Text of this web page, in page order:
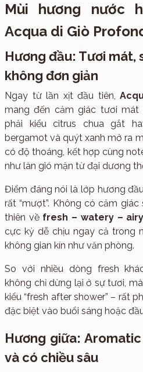
Mùi hương nước
Acqua di Giò
Hương đầu: Tươi mát,
không đơn giản
Ngay từ lần xịt đầu tiên,
mang đến cảm giác tươi mát
phải kiểu citrus chua gắt
bergamot và quýt xanh mở ra
có độ thoáng, kết hợp cùng
như làn gió mặn từ đại dương
Điểm đáng nói là lớp hương
rất “mượt”. Không có cảm
thiên về fresh – watery –
cực kỳ dễ chịu ngay cả trong
không gian kín như văn phòng.
So với nhiều dòng fresh
không chỉ dừng lại ở sự tươi,
kiểu “fresh after shower” – rất
đặc biệt vào buổi sáng hoặc
Hương giữa:
và có chiều sâu